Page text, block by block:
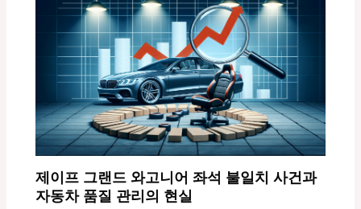
제이프 그랜드 와고니어 좌석 불일치 사건과
자동차 품질 관리의 현실